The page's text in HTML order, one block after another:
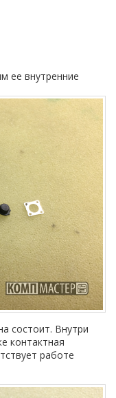
ее внутренние
состоит. Внутри
контактная
работе